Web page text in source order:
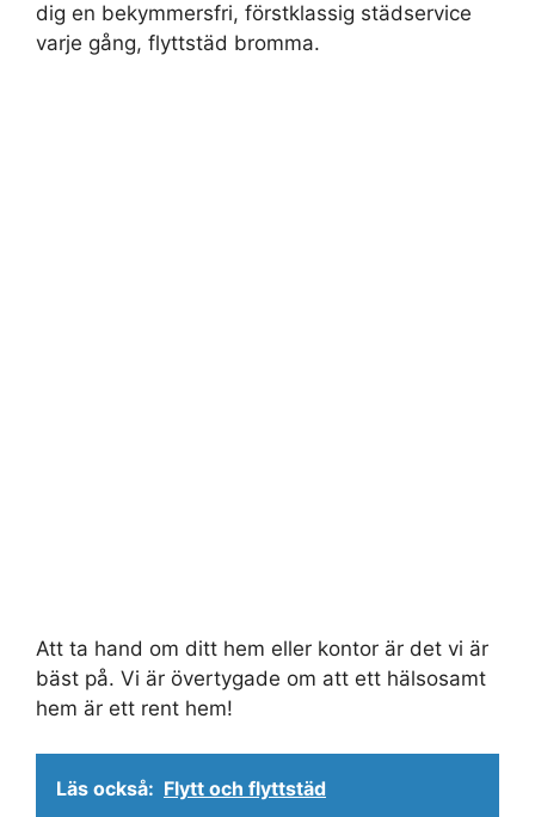
dig en bekymmersfri, förstklassig städservice
varje gång, flyttstäd bromma.
Att ta hand om ditt hem eller kontor är det vi är
bäst på. Vi är övertygade om att ett hälsosamt
hem är ett rent hem!
Läs också: Flytt och flyttstäd